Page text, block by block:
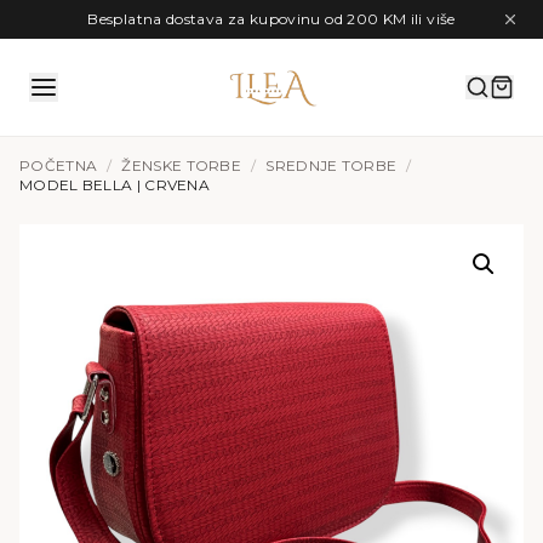
Preskoči na sadržajBesplatna dostava za kupovinu od 200 KM ili više
POČETNA / ŽENSKE TORBE / SREDNJE TORBE
/
MODEL BELLA | CRVENA